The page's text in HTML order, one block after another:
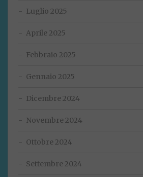
Luglio 2025
Aprile 2025
Febbraio 2025
Gennaio 2025
Dicembre 2024
Novembre 2024
Ottobre 2024
Settembre 2024